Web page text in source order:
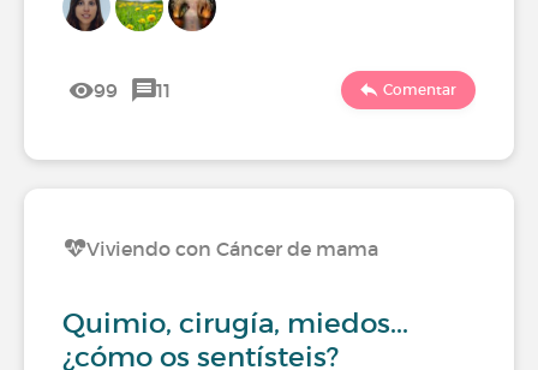
99 11 Comentar
Viviendo con Cáncer de mama
Quimio, cirugía, miedos...
¿cómo os sentísteis?